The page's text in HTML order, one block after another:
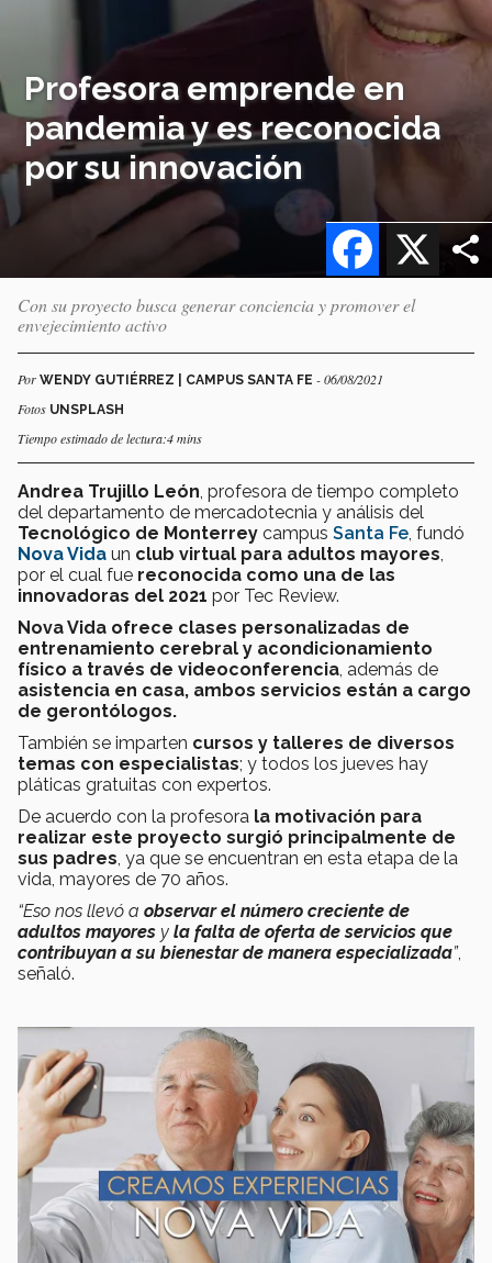
Profesora emprende en
pandemia y es reconocida
por su innovación
X
Facebook
Con su proyecto busca generar conciencia y promover el
envejecimiento activo
Por WENDY GUTIÉRREZ | CAMPUS SANTA FE - 06/08/2021
Fotos UNSPLASH
Tiempo estimado de lectura:4 mins
Andrea Trujillo León , profesora de tiempo completo
del departamento de mercadotecnia y análisis del
Tecnológico de Monterrey campus Santa Fe , fundó
Nova Vida un club virtual para adultos mayores
por el cual fue reconocida como una de las
innovadoras del 2021 por Tec Review.
Nova Vida ofrece clases personalizadas de
entrenamiento cerebral y acondicionamiento
físico a través de videoconferencia , además de
asistencia en casa, ambos servicios están a cargo
de gerontólogos.
También se imparten cursos y talleres de diversos
temas con especialistas; y todos los jueves hay
pláticas gratuitas con expertos.
De acuerdo con la profesora la motivación para
realizar este proyecto surgió principalmente de
sus padres , ya que se encuentran en esta etapa de la
vida, mayores de 70 años.
“Eso nos llevó a observar el número creciente de
adultos mayores y la falta de oferta de servicios que
contribuyan a su bienestar de manera especializada”,
señaló.